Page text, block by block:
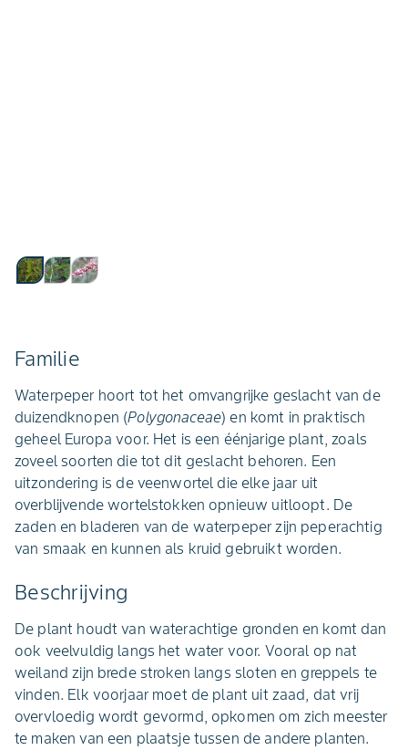
Familie
Waterpeper hoort tot het omvangrijke geslacht van de
duizendknopen (Polygonaceae) en komt in praktisch
geheel Europa voor. Het is een éénjarige plant, zoals
zoveel soorten die tot dit geslacht behoren. Een
uitzondering is de veenwortel die elke jaar uit
overblijvende wortelstokken opnieuw uitloopt. De
zaden en bladeren van de waterpeper zijn peperachtig
van smaak en kunnen als kruid gebruikt worden.
Beschrijving
De plant houdt van waterachtige gronden en komt dan
ook veelvuldig langs het water voor. Vooral op nat
weiland zijn brede stroken langs sloten en greppels te
vinden. Elk voorjaar moet de plant uit zaad, dat vrij
overvloedig wordt gevormd, opkomen om zich meester
te maken van een plaatsje tussen de andere planten.